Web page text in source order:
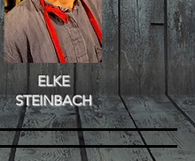
ELKE
STEINBACH